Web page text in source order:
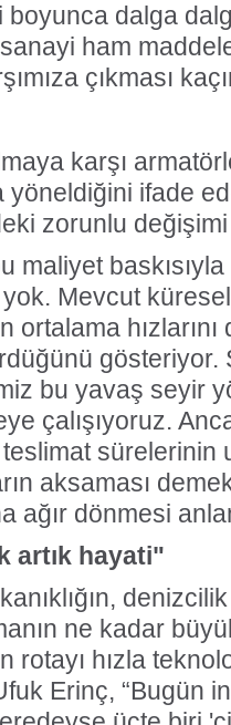
dalga
ham
çıkması
karşı
yöneldiğini ifade
zorunlu değişimi
maliyet
Mevcut
ortalama
gösteriyor.
bu yavaş seyir
çalışıyoruz.
sürelerinin
aksaması
ağır dönmesi
artık hayati"
ne kadar
rotayı hızla
Erinç, “Bugün